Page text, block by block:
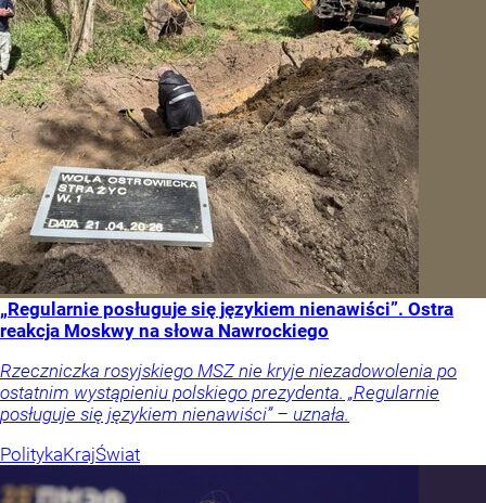
„Regularnie posługuje się językiem nienawiści”. Ostra
reakcja Moskwy na słowa Nawrockiego
Rzeczniczka rosyjskiego MSZ nie kryje niezadowolenia po
ostatnim wystąpieniu polskiego prezydenta. „Regularnie
posługuje się językiem nienawiści” – uznała.
PolitykaKrajŚwiat